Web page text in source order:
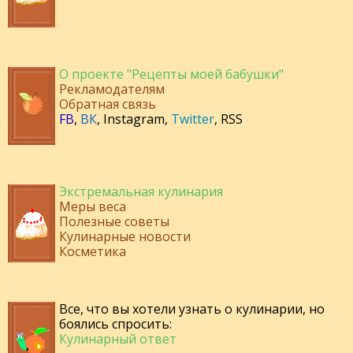
О проекте "Рецепты моей бабушки"
Рекламодателям
Обратная связь
FB, ВК, Instagram, Twitter, RSS
Экстремальная кулинария
Меры веса
Полезные советы
Кулинарные новости
Косметика
Все, что вы хотели узнать о кулинарии, но
боялись спросить:
Кулинарный ответ